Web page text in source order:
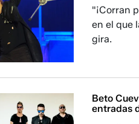
"¡Corran
en el que
gira.
Beto
entradas